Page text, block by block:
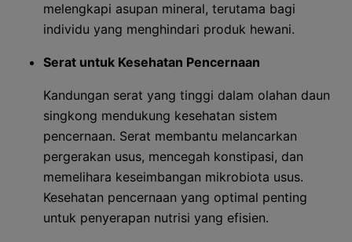
melengkapi asupan mineral, terutama bagi
individu yang menghindari produk hewani.
Serat untuk Kesehatan Pencernaan
Kandungan serat yang tinggi dalam olahan daun
singkong mendukung kesehatan sistem
pencernaan. Serat membantu melancarkan
pergerakan usus, mencegah konstipasi, dan
memelihara keseimbangan mikrobiota usus.
Kesehatan pencernaan yang optimal penting
untuk penyerapan nutrisi yang efisien.